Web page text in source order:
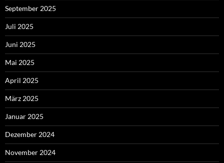
September 2025
Juli 2025
Juni 2025
Mai 2025
April 2025
März 2025
Januar 2025
Dezember 2024
November 2024